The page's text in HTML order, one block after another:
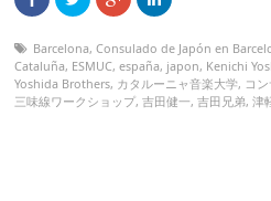
Barcelona,Consulado de Japón en
Cataluña, ESMUC,españa, japon, Kenichi
Yoshida Brothers, カタルーニャ音楽大学, コ
三味線ワークショップ,吉田健一,吉田兄弟,津